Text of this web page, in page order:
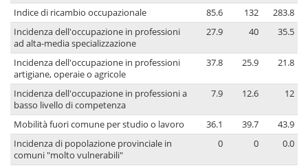
Indice di ricambio occupazionale
85.6 132
283.8
Incidenza dell'occupazione in professioni
ad alta-media specializzazione
27.9 40 35.5
Incidenza dell'occupazione in professioni
artigiane, operaie o agricole
37.8 25.9 21.8
Incidenza dell'occupazione in professioni a
basso livello di competenza
7.9 12.6 12
Mobilità fuori comune per studio o lavoro 36.1 39.7
43.9
Incidenza di popolazione provinciale in
comuni "molto vulnerabili"
0 0 0.0